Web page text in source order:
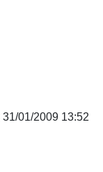
31/01/2009 13:52